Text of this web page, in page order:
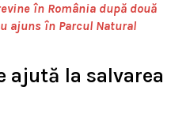
în România după două
ajuns în Parcul Natural
ajută la salvarea